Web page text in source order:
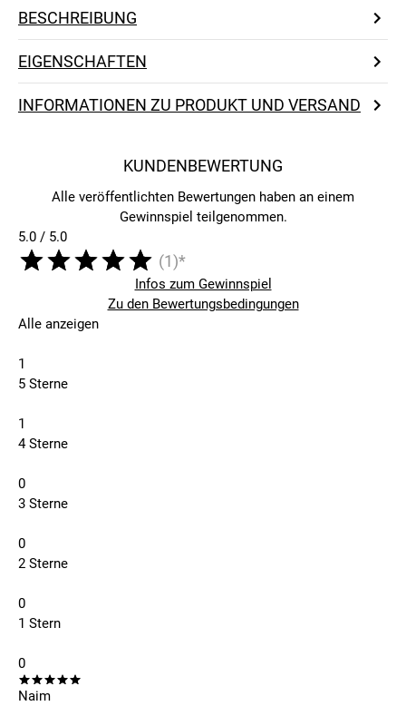
BESCHREIBUNG
EIGENSCHAFTEN
INFORMATIONEN ZU PRODUKT UND VERSAND
KUNDENBEWERTUNG
Alle veröffentlichten Bewertungen haben an einem
Gewinnspiel teilgenommen.
5.0 / 5.0
(1)*
Infos zum Gewinnspiel
Zu den Bewertungsbedingungen
Alle anzeigen
1
5 Sterne
1
4 Sterne
0
3 Sterne
0
2 Sterne
0
1 Stern
0
Naim